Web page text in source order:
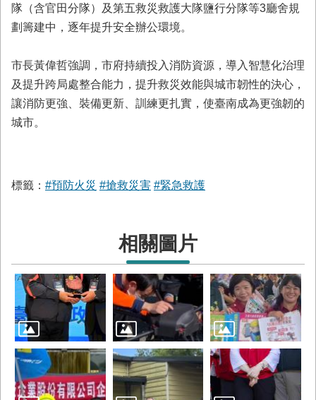
料
開
放
告
隊（含官田分隊）及第五救災救護大隊鹽行分隊等3廳舍規
劃籌建中，逐年提升安全辦公環境。
市長黃偉哲強調，市府持續投入消防資源，導入智慧化治理
及提升跨局處整合能力，提升救災效能與城市韌性的決心，
讓消防更強、裝備更新、訓練更扎實，使臺南成為更強韌的
城市。
標籤： #預防火災 #搶救災害 #緊急救護
相關圖片